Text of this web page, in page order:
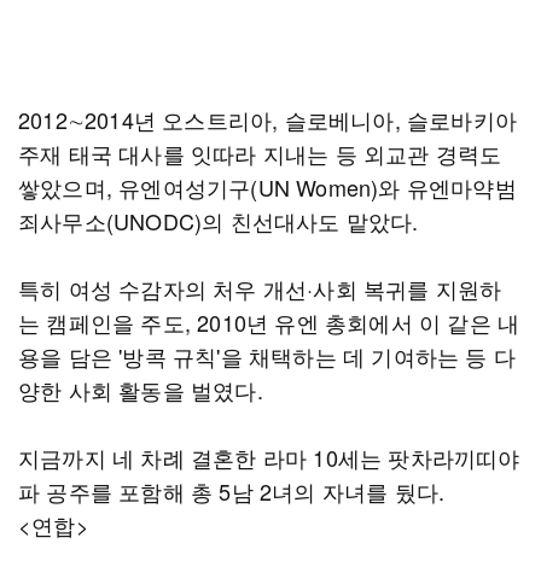
2012∼2014년 오스트리아, 슬로베니아, 슬로바키아
주재 태국 대사를 잇따라 지내는 등 외교관 경력도
쌓았으며, 유엔여성기구(UN Women)와 유엔마약범
죄사무소(UNODC)의 친선대사도 맡았다.
특히 여성 수감자의 처우 개선·사회 복귀를 지원하
는 캠페인을 주도, 2010년 유엔 총회에서 이 같은 내
용을 담은 '방콕 규칙'을 채택하는 데 기여하는 등 다
양한 사회 활동을 벌였다.
지금까지 네 차례 결혼한 라마 10세는 팟차라끼띠야
파 공주를 포함해 총 5남 2녀의 자녀를 뒀다.
<연합>